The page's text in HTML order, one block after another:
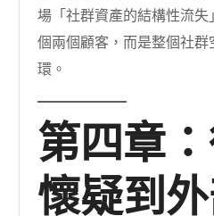
場「社群資產的結構性流
個兩個顧客，而是整個社
環。
第四章
懷疑到